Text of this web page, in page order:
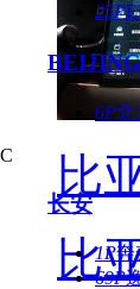
25P
6P北
C
长安
1P奔
69P
比
比